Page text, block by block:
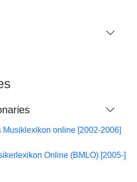
Musiklexikon online [2002-2006]
Online (BMLO) [2005-]